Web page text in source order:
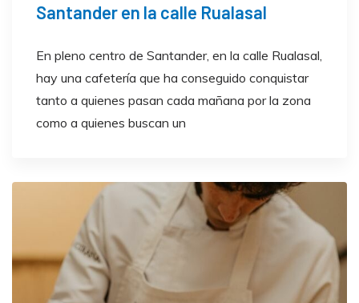
Santander en la calle Rualasal
En pleno centro de Santander, en la calle Rualasal,
hay una cafetería que ha conseguido conquistar
tanto a quienes pasan cada mañana por la zona
como a quienes buscan un